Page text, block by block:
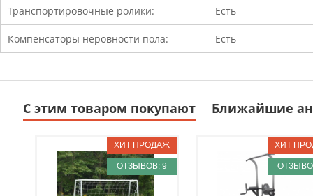
Транспортировочные ролики: Есть
Компенсаторы неровности пола: Есть
С этим товаром покупают Ближайшие
ОТЗЫВОВ: 9